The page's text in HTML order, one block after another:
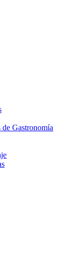
de Gastronomía